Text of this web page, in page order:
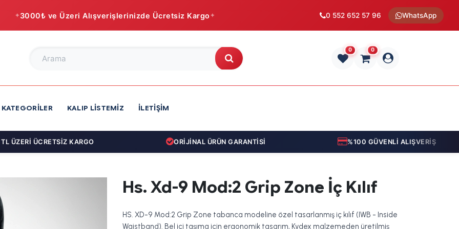
3000₺ ve Üzeri Alışverişlerinizde Ücretsiz Kargo 0 552 652 57 96 WhatsApp
0 0
KATEGORILER KALIP LISTEMIZ İLETIŞIM
ÜCRETSİZ KARGO ORİJİNAL ÜRÜN GARANTİSİ %100 GÜVENLİ ALIŞVERİŞ
Hs. Xd-9 Mod:2 Grip Zone İç Kılıf
HS. XD-9 Mod:2 Grip Zone tabanca modeline özel tasarlanmış iç kılıf (IWB - Inside
Waistband). Bel içi taşıma için ergonomik tasarım, Kydex malzemeden üretilmiş